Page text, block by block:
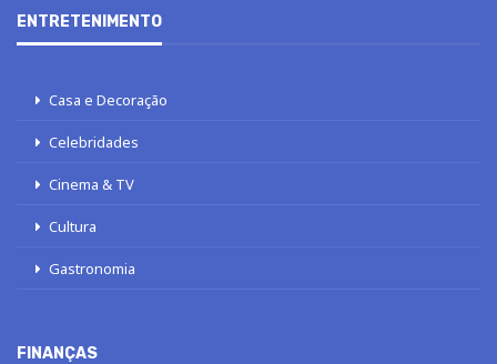
ENTRETENIMENTO
Casa e Decoração
Celebridades
Cinema & TV
Cultura
Gastronomia
FINANÇAS